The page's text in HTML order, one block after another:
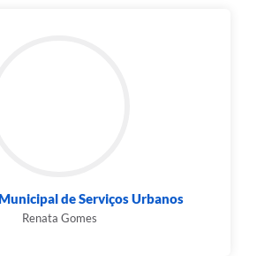
de Serviços Urbanos
Renata Gomes